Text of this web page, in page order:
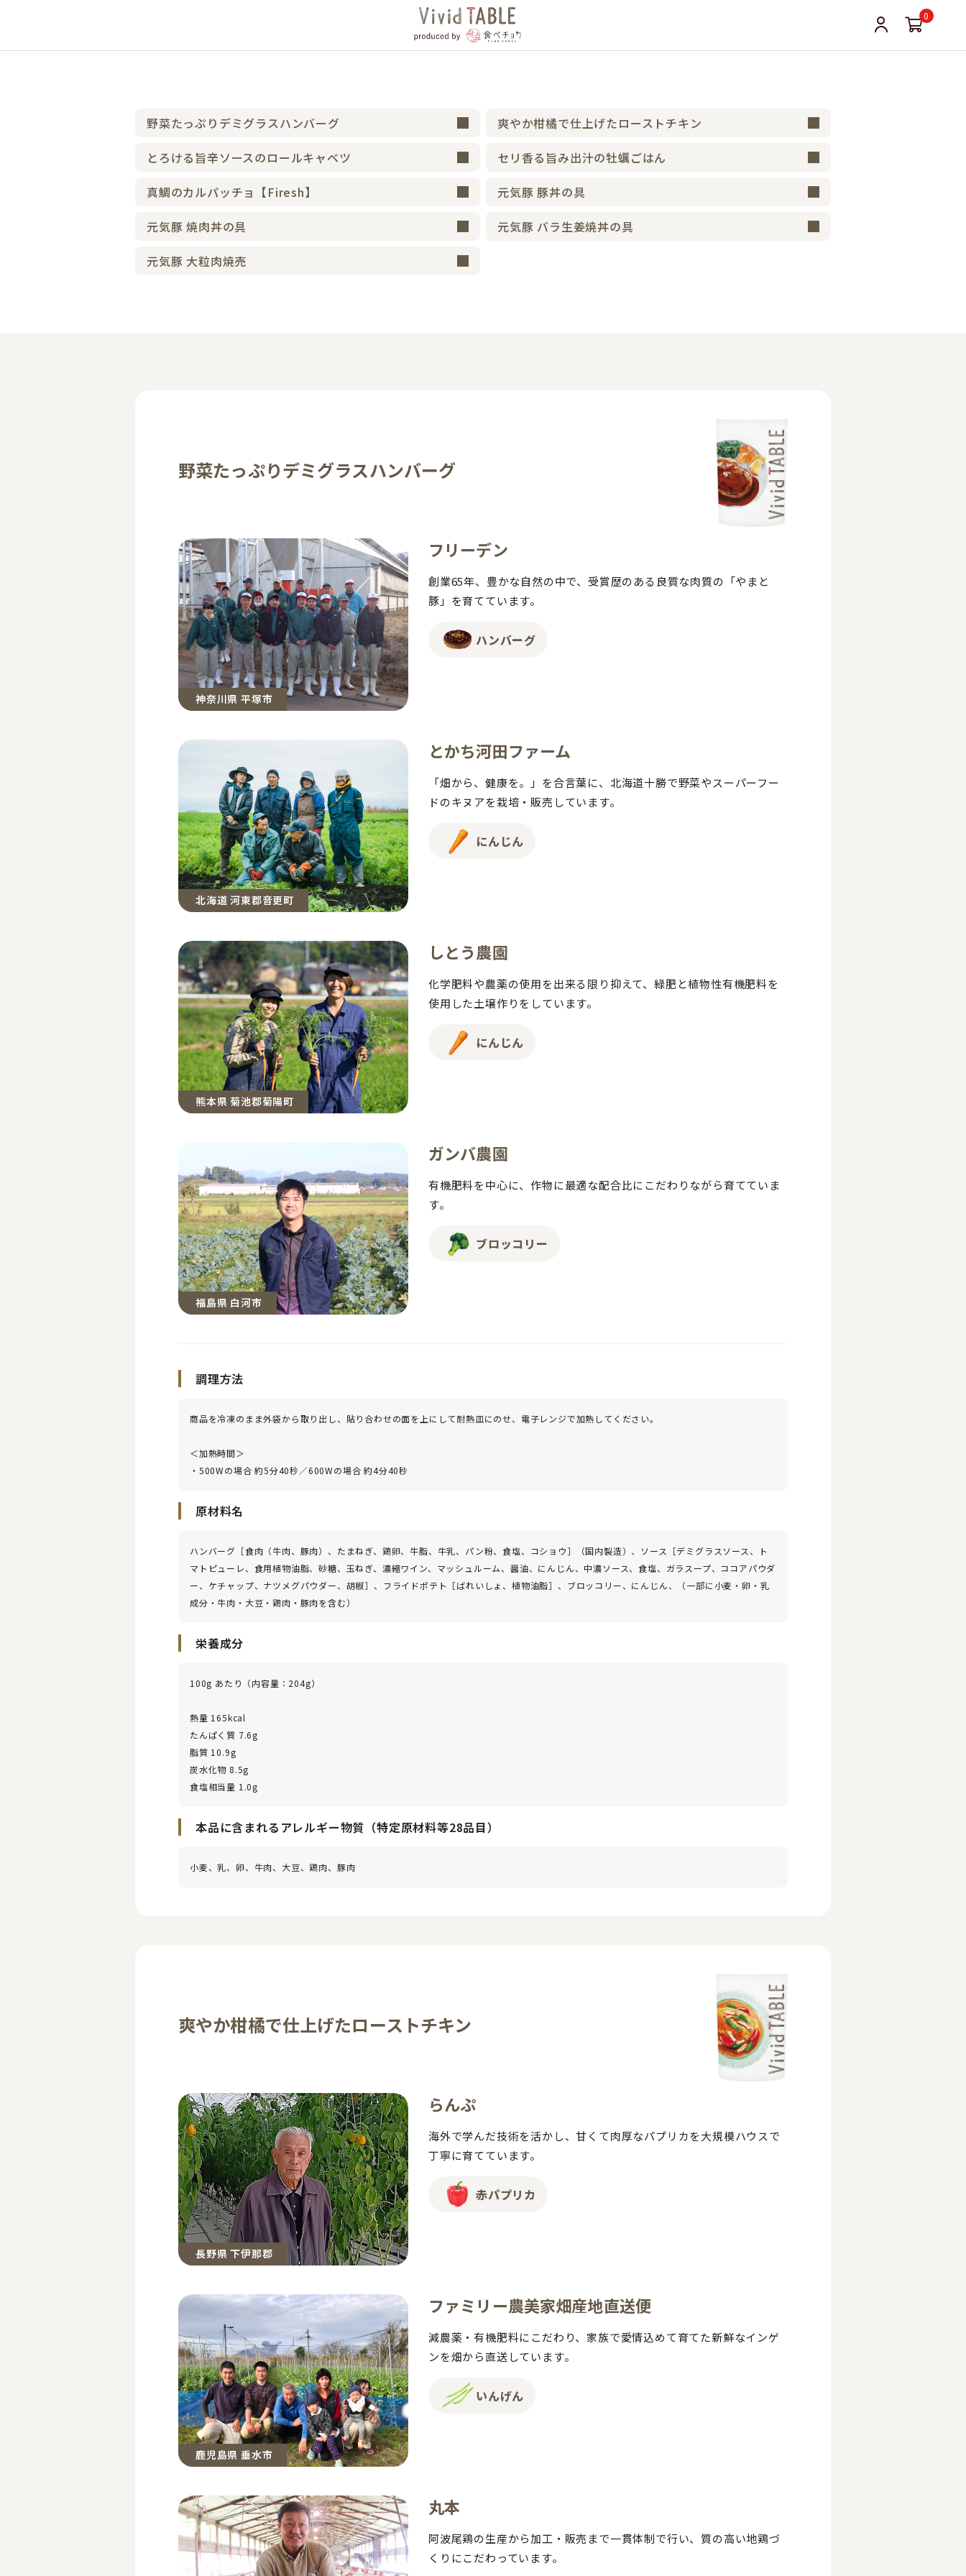
0
野菜たっぷりデミグラスハンバーグ
爽やか柑橘で仕上げたローストチキン
とろける旨辛ソースのロールキャベツ
セリ香る旨み出汁の牡蠣ごはん
真鯛のカルパッチョ【Firesh】
元気豚 豚丼の具
元気豚 焼肉丼の具
元気豚 バラ生姜焼丼の具
元気豚 大粒肉焼売
野菜たっぷりデミグラスハンバーグ
神奈川県 平塚市
フリーデン
創業65年、豊かな自然の中で、受賞歴のある良質な肉質の「やまと
豚」を育てています。
ハンバーグ
北海道 河東郡音更町
とかち河田ファーム
「畑から、健康を。」を合言葉に、北海道十勝で野菜やスーパーフー
ドのキヌアを栽培・販売しています。
にんじん
熊本県 菊池郡菊陽町
しとう農園
化学肥料や農薬の使用を出来る限り抑えて、緑肥と植物性有機肥料を
使用した土壌作りをしています。
にんじん
福島県 白河市
ガンバ農園
有機肥料を中心に、作物に最適な配合比にこだわりながら育てていま
す。
ブロッコリー
調理方法
商品を冷凍のまま外袋から取り出し、貼り合わせの面を上にして耐熱皿にのせ、電子レンジで加熱してください。
＜加熱時間＞
・500Wの場合 約5分40秒／600Wの場合 約4分40秒
原材料名
ハンバーグ［食肉（牛肉、豚肉）、たまねぎ、鶏卵、牛脂、牛乳、パン粉、食塩、コショウ］（国内製造）、ソース［デミグラスソース、ト
マトピューレ、食用植物油脂、砂糖、玉ねぎ、濃縮ワイン、マッシュルーム、醤油、にんじん、中濃ソース、食塩、ガラスープ、ココアパウダ
ー、ケチャップ、ナツメグパウダー、胡椒］、フライドポテト［ばれいしょ、植物油脂］、ブロッコリー、にんじん、（一部に小麦・卵・乳
成分・牛肉・大豆・鶏肉・豚肉を含む）
栄養成分
100g あたり（内容量：204g）
熱量 165kcal
たんぱく質 7.6g
脂質 10.9g
炭水化物 8.5g
食塩相当量 1.0g
本品に含まれるアレルギー物質（特定原材料等28品目）
小麦、乳、卵、牛肉、大豆、鶏肉、豚肉
爽やか柑橘で仕上げたローストチキン
長野県 下伊那郡
らんぷ
海外で学んだ技術を活かし、甘くて肉厚なパプリカを大規模ハウスで
丁寧に育てています。
赤パプリカ
鹿児島県 垂水市
ファミリー農美家畑産地直送便
減農薬・有機肥料にこだわり、家族で愛情込めて育てた新鮮なインゲ
ンを畑から直送しています。
いんげん
丸本
阿波尾鶏の生産から加工・販売まで一貫体制で行い、質の高い地鶏づ
くりにこだわっています。